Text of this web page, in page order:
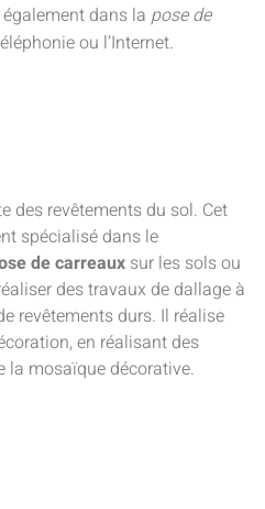
dans la pose de
ou l’Internet.
des revêtements du sol. Cet
spécialisé dans le
de carreaux sur les sols ou
des travaux de dallage à
revêtements durs. Il réalise
en réalisant des
la mosaïque décorative.